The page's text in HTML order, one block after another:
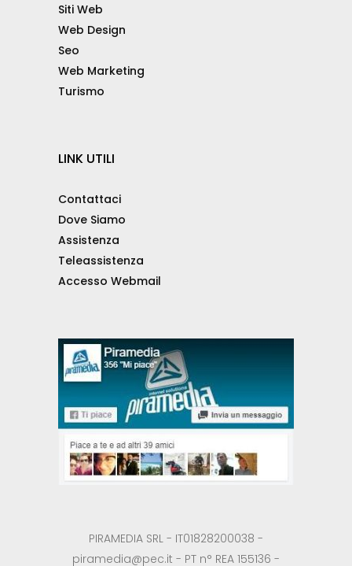
Siti Web
Web Design
Seo
Web Marketing
Turismo
LINK UTILI
Contattaci
Dove Siamo
Assistenza
Teleassistenza
Accesso Webmail
PIRAMEDIA SRL - IT01828200038 -
piramedia@pec.it - PT n° REA 155136 -